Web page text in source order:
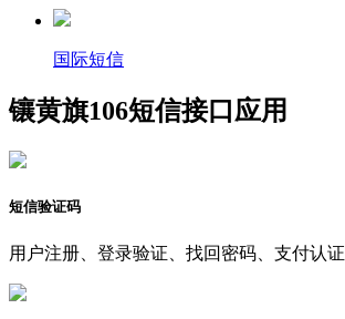
国际短信
镶黄旗106短信接口应用
短信验证码
用户注册、登录验证、找回密码、支付认证